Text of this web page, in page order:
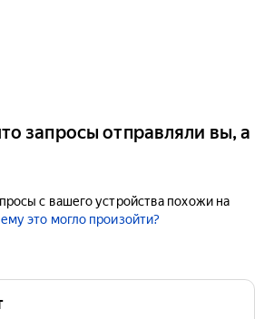
запросы отправляли вы, а
с вашего устройства похожи на
это могло произойти?